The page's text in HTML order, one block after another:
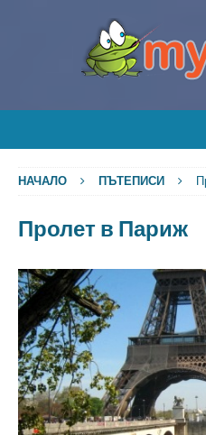
НАЧАЛО ПЪТЕПИСИ
Пролет в Париж